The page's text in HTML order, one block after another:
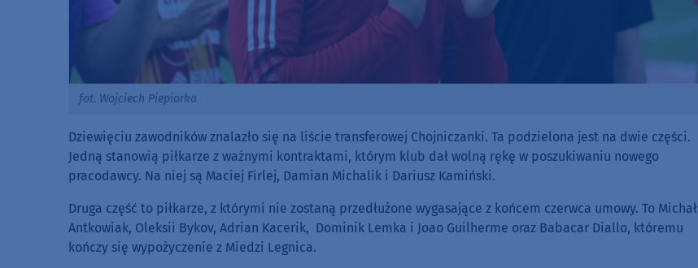
fot. Wojciech Piepiorka
Dziewięciu zawodników znalazło się na liście transferowej Chojniczanki. Ta podzielona jest na dwie części.
Jedną stanowią piłkarze z ważnymi kontraktami, którym klub dał wolną rękę w poszukiwaniu nowego
pracodawcy. Na niej są Maciej Firlej, Damian Michalik i Dariusz Kamiński.
Druga część to piłkarze, z którymi nie zostaną przedłużone wygasające z końcem czerwca umowy. To Michał
Antkowiak, Oleksii Bykov, Adrian Kacerik, Dominik Lemka i Joao Guilherme oraz Babacar Diallo, któremu
kończy się wypożyczenie z Miedzi Legnica.